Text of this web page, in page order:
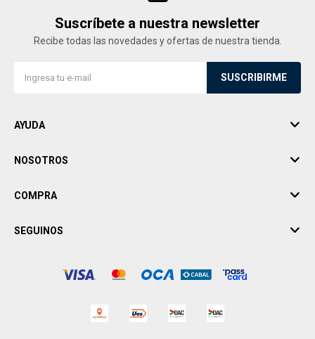
Suscríbete a nuestra newsletter
Recibe todas las novedades y ofertas de nuestra tienda.
SUSCRIBIRME
AYUDA
NOSOTROS
COMPRA
SEGUINOS